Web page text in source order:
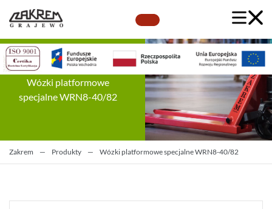
Wózki platformowe
specjalne WRN8-40/82
Zakrem — Produkty — Wózki platformowe specjalne WRN8-40/82